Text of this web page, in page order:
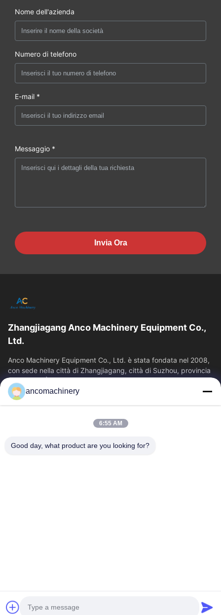
Nome dell'azienda
Numero di telefono
E-mail *
Messaggio *
Invia Ora
Zhangjiagang Anco Machinery Equipment Co.,
Ltd.
Anco Machinery Equipment Co., Ltd. è stata fondata nel 2008,
con sede nella città di Zhangjiagang, città di Suzhou, provincia
di Jiangsu. È...
Link Veloci
Chi Siamo
Fatory Tour
Controllo Di Qualità
ancomachinery
6:55 AM
Good day, what product are you looking for?